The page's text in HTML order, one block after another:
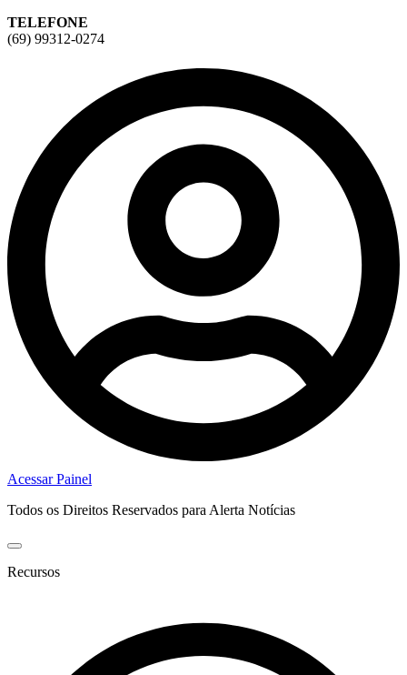
TELEFONE
(69) 99312-0274
Acessar Painel
Todos os Direitos Reservados para Alerta Notícias
Recursos